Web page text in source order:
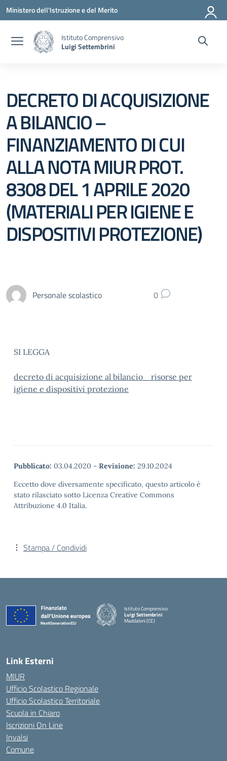
Vai ai contenuti
Vai al menu di navigazione
Vai al footer
Ministero dell'Istruzione e del Merito
Istituto Comprensivo
Luigi Settembrini
DECRETO DI ACQUISIZIONE
A BILANCIO –
FINANZIAMENTO DI CUI
ALLA NOTA MIUR PROT.
8308 DEL 1 APRILE 2020
(MATERIALI PER IGIENE E
DISPOSITIVI PROTEZIONE)
Personale scolastico 0
SI LEGGA
decreto di acquisizione al bilancio_ risorse per
igiene e dispositivi protezione
Pubblicato: 03.04.2020 - Revisione: 29.10.2024
Eccetto dove diversamente specificato, questo articolo è
stato rilasciato sotto Licenza Creative Commons
Attribuzione 4.0 Italia.
Stampa / Condividi
Istituto Comprensivo
Luigi Settembrini
Maddaloni (CE)
Link Esterni
MIUR
Ufficio Scolastico Regionale
Ufficio Scolastico Territoriale
Scuola in Chiaro
Iscrizioni On Line
Invalsi
Comune